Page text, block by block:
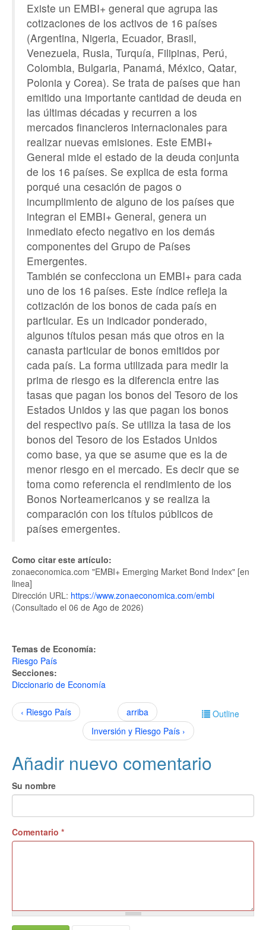
Existe un EMBI+ general que agrupa las
cotizaciones de los activos de 16 países
(Argentina, Nigeria, Ecuador, Brasil,
Venezuela, Rusia, Turquía, Filipinas, Perú,
Colombia, Bulgaria, Panamá, México, Qatar,
Polonia y Corea). Se trata de países que han
emitido una importante cantidad de deuda en
las últimas décadas y recurren a los
mercados financieros internacionales para
realizar nuevas emisiones. Este EMBI+
General mide el estado de la deuda conjunta
de los 16 países. Se explica de esta forma
porqué una cesación de pagos o
incumplimiento de alguno de los países que
integran el EMBI+ General, genera un
inmediato efecto negativo en los demás
componentes del Grupo de Países
Emergentes.
También se confecciona un EMBI+ para cada
uno de los 16 países. Este índice refleja la
cotización de los bonos de cada país en
particular. Es un indicador ponderado,
algunos títulos pesan más que otros en la
canasta particular de bonos emitidos por
cada país. La forma utilizada para medir la
prima de riesgo es la diferencia entre las
tasas que pagan los bonos del Tesoro de los
Estados Unidos y las que pagan los bonos
del respectivo país. Se utiliza la tasa de los
bonos del Tesoro de los Estados Unidos
como base, ya que se asume que es la de
menor riesgo en el mercado. Es decir que se
toma como referencia el rendimiento de los
Bonos Norteamericanos y se realiza la
comparación con los títulos públicos de
países emergentes.
Como citar este artículo:
zonaeconomica.com "EMBI+ Emerging Market Bond Index" [en
linea]
Dirección URL: https://www.zonaeconomica.com/embi
(Consultado el 06 de Ago de 2026)
Temas de Economía:
Riesgo País
Secciones:
Diccionario de Economía
Outline
‹ Riesgo País
arriba
Inversión y Riesgo País ›
Añadir nuevo comentario
Su nombre
Comentario *